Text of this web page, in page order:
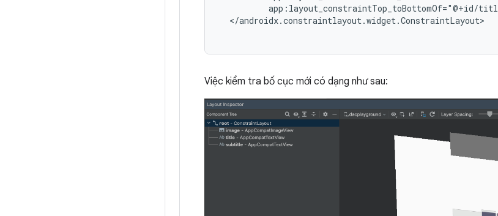
app:layout_constraintTop_toBottomOf="@+id/
Việc kiểm tra bố cục mới có dạng như sau: